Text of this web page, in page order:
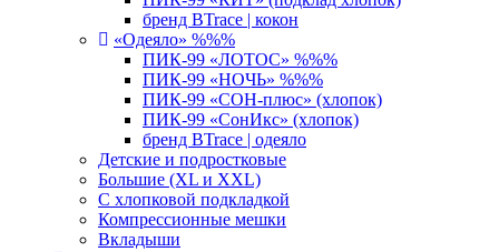
бренд BTrace | кокон
«Одеяло» %%%
ПИК-99 «ЛОТОС» %%%
ПИК-99 «НОЧЬ» %%%
ПИК-99 «СОН-плюс» (хлопок)
ПИК-99 «СонИкс» (хлопок)
бренд BTrace | одеяло
Детские и подростковые
Большие (XL и XXL)
С хлопковой подкладкой
Компрессионные мешки
Вкладыши